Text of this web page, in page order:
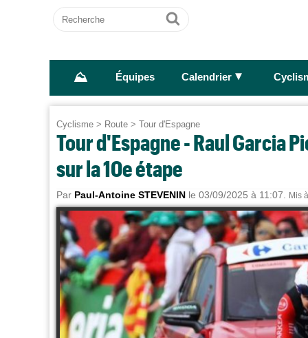
Recherche
Ok
⛰ Équipes Calendrier ►
Cyclisme > Route > Tour d'Espagne
Tour d'Espagne - Raul Garcia
sur la 10e étape
Par Paul-Antoine STEVENIN le 03/09/2025 à 11:07. Mis